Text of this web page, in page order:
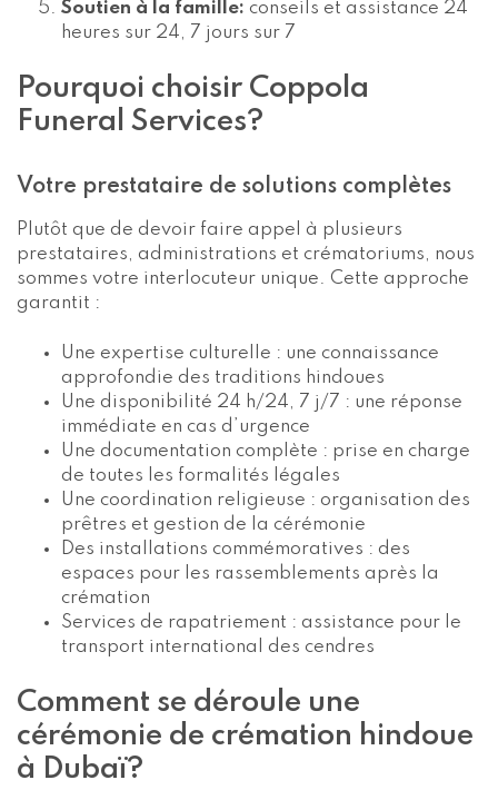
Soutien à la famille: conseils et assistance 24
heures sur 24, 7 jours sur 7
Pourquoi choisir Coppola
Funeral Services?
Votre prestataire de solutions complètes
Plutôt que de devoir faire appel à plusieurs
prestataires, administrations et crématoriums, nous
sommes votre interlocuteur unique. Cette approche
garantit :
Une expertise culturelle : une connaissance
approfondie des traditions hindoues
Une disponibilité 24 h/24, 7 j/7 : une réponse
immédiate en cas d’urgence
Une documentation complète : prise en charge
de toutes les formalités légales
Une coordination religieuse : organisation des
prêtres et gestion de la cérémonie
Des installations commémoratives : des
espaces pour les rassemblements après la
crémation
Services de rapatriement : assistance pour le
transport international des cendres
Comment se déroule une
cérémonie de crémation hindoue
à Dubaï?